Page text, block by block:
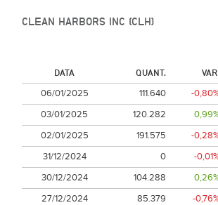
CLEAN HARBORS INC (CLH)
DATA QUANT.
06/01/2025
111.640 -
03/01/2025
120.282
02/01/2025
191.575 -
31/12/2024
0 -
30/12/2024
104.288
27/12/2024
85.379 -